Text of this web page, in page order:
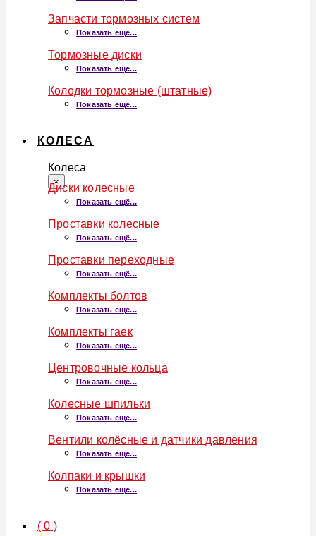
Запчасти тормозных систем
Показать ещё...
Тормозные диски
Показать ещё...
Колодки тормозные (штатные)
Показать ещё...
КОЛЕСА
Колеса
×
Диски колесные
Показать ещё...
Проставки колесные
Показать ещё...
Проставки переходные
Показать ещё...
Комплекты болтов
Показать ещё...
Комплекты гаек
Показать ещё...
Центровочные кольца
Показать ещё...
Колесные шпильки
Показать ещё...
Вентили колёсные и датчики давления
Показать ещё...
Колпаки и крышки
Показать ещё...
(0 )